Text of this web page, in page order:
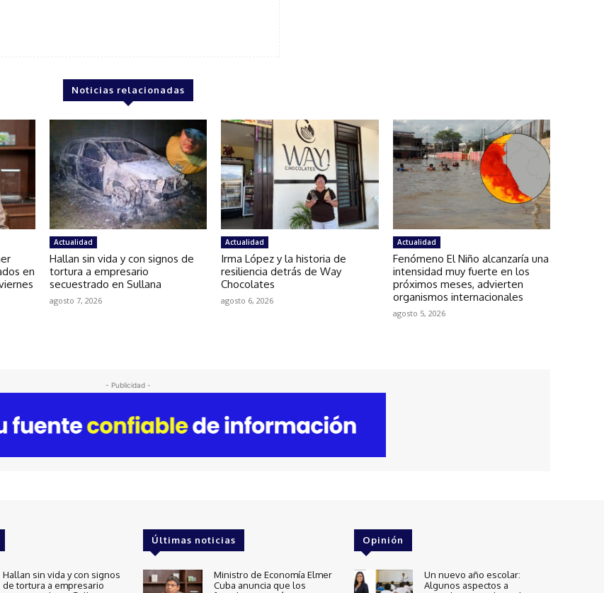
Noticias relacionadas
en
Actualidad
Hallan sin vida y con signos de
tortura a empresario
secuestrado en Sullana
agosto 7, 2026
Actualidad
Irma López y la historia de
resiliencia detrás de Way
Chocolates
agosto 6, 2026
Actualidad
Fenómeno El Niño alcanzaría una
intensidad muy fuerte en los
próximos meses, advierten
organismos internacionales
agosto 5, 2026
- Publicidad -
Hallan sin vida y con signos
de tortura a empresario
Últimas noticias
Ministro de Economía Elmer
Cuba anuncia que los
Opinión
Un nuevo año escolar:
Algunos aspectos a